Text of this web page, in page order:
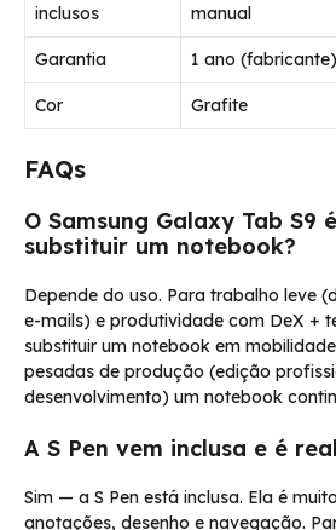
inclusos
manual
Garantia 1 ano (fabricante)
Cor Grafite
FAQs
O Samsung Galaxy Tab S9
substituir um notebook?
Depende do uso. Para trabalho leve
e-mails) e produtividade com DeX +
substituir um notebook em
pesadas de produção (edição
desenvolvimento) um notebook
A S Pen vem inclusa e é
Sim — a S Pen está inclusa. Ela é
anotações, desenho e navegação.